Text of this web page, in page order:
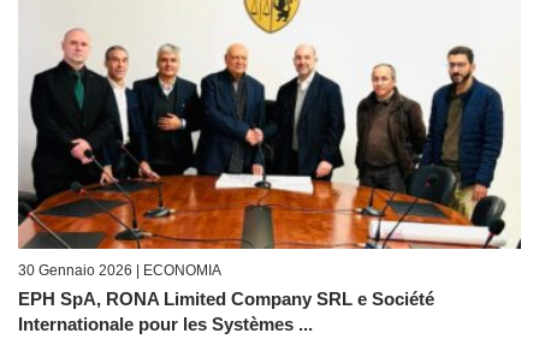
30 Gennaio 2026 | ECONOMIA
EPH SpA, RONA Limited Company SRL e Société
Internationale pour les Systèmes ...